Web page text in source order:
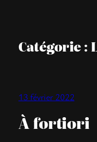
Catégorie :
13 février 2022
À fortiori